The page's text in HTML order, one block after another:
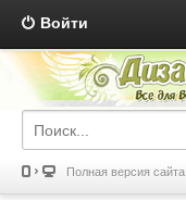
Войти
Полная версия сайта